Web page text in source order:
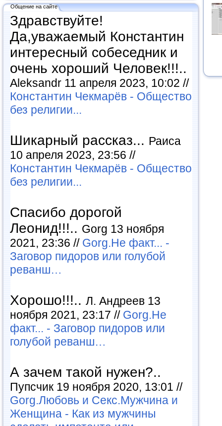
Общение на сайте
Здравствуйте!
Да,уважаемый Константин
интересный собеседник и
очень хороший Человек!!!..
Aleksandr 11 апреля 2023, 10:02 //
Константин Чекмарёв - Общество
без религии...
Шикарный рассказ... Раиса
10 апреля 2023, 23:56 //
Константин Чекмарёв - Общество
без религии...
Спасибо дорогой
Леонид!!!.. Gorg 13 ноября
2021, 23:36 // Gorg.Не факт... -
Заговор пидоров или голубой
реванш…
Хорошо!!!.. Л. Андреев 13
ноября 2021, 23:17 // Gorg.Не
факт... - Заговор пидоров или
голубой реванш…
А зачем такой нужен?..
Пупсчик 19 ноября 2020, 13:01 //
Gorg.Любовь и Секс.Мужчина и
Женщина - Как из мужчины